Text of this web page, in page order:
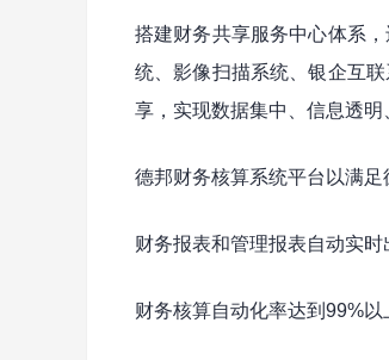
搭建财务共享服务中心体系
统、影像扫描系统、银企互
享，实现数据集中、信息透明
德邦财务核算系统平台以满
财务报表和管理报表自动实时
财务核算自动化率达到99%以